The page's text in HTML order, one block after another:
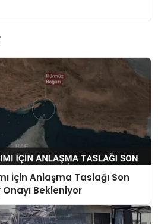
İçin Anlaşma Taslağı Son
Bekleniyor